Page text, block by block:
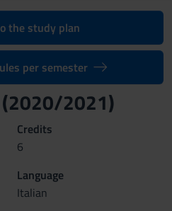
the study plan
per semester
(2020/2021)
Credits
6
Language
Italian